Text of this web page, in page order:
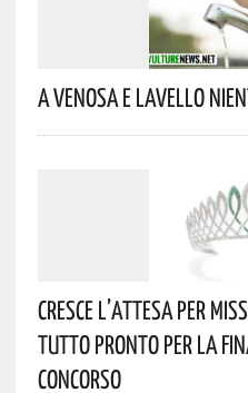
A Venosa E Lavello
Cresce L’attesa Per
Tutto Pronto Per La
Concorso